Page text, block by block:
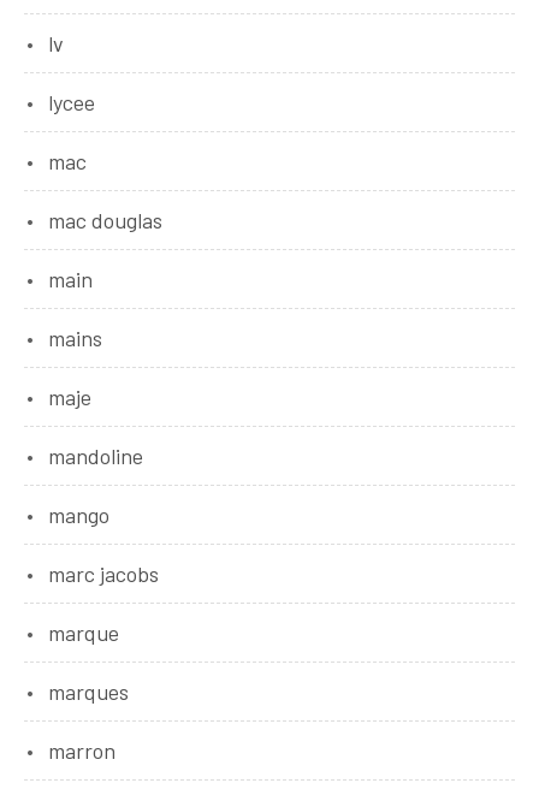
lv
lycee
mac
mac douglas
main
mains
maje
mandoline
mango
marc jacobs
marque
marques
marron